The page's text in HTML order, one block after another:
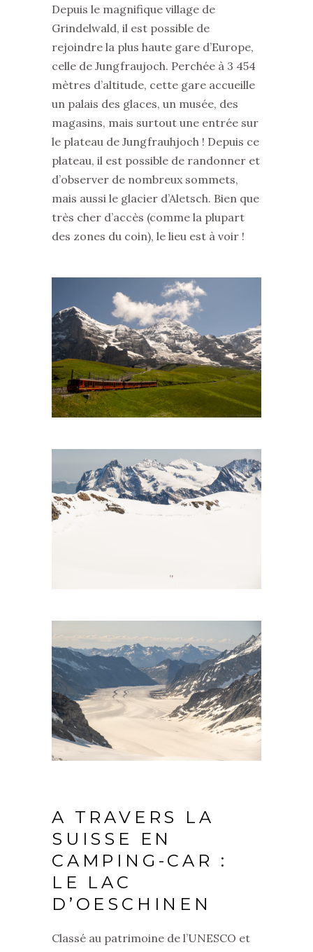
Depuis le magnifique village de
Grindelwald, il est possible de
rejoindre la plus haute gare d’Europe,
celle de Jungfraujoch. Perchée à 3 454
mètres d’altitude, cette gare accueille
un palais des glaces, un musée, des
magasins, mais surtout une entrée sur
le plateau de Jungfrauhjoch ! Depuis ce
plateau, il est possible de randonner et
d’observer de nombreux sommets,
mais aussi le glacier d’Aletsch. Bien que
très cher d’accès (comme la plupart
des zones du coin), le lieu est à voir !
A TRAVERS LA
SUISSE EN
CAMPING-CAR :
LE LAC
D’OESCHINEN
Classé au patrimoine de l’UNESCO et